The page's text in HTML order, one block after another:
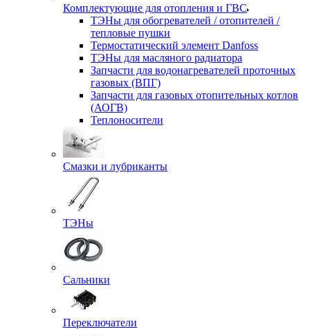
Комплектующие для отопления и ГВС
ТЭНы для обогревателей / отопителей /
тепловые пушки
Термостатический элемент Danfoss
ТЭНы для масляного радиатора
Запчасти для водонагревателей проточных
газовых (ВПГ)
Запчасти для газовых отопительных котлов
(АОГВ)
Теплоносители
Смазки и лубриканты
ТЭНы
Сальники
Переключатели